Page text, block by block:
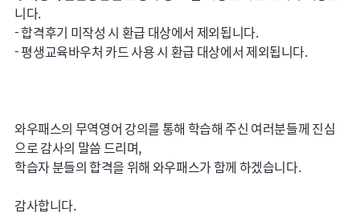
니다.
- 합격후기 미작성 시 환급 대상에서 제외됩니다.
- 평생교육바우처 카드 사용 시 환급 대상에서 제외됩니다.
와우패스의 무역영어 강의를 통해 학습해 주신 여러분들께 진심
으로 감사의 말씀 드리며,
학습자 분들의 합격을 위해 와우패스가 함께 하겠습니다.
감사합니다.